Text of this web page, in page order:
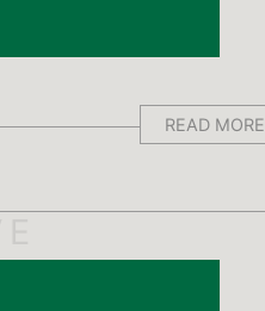
READ MORE